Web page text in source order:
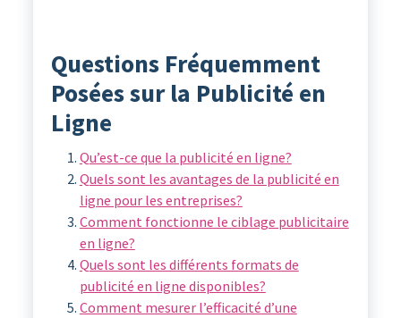
Questions Fréquemment
Posées sur la Publicité en
Ligne
Qu’est-ce que la publicité en ligne?
Quels sont les avantages de la publicité en
ligne pour les entreprises?
Comment fonctionne le ciblage publicitaire
en ligne?
Quels sont les différents formats de
publicité en ligne disponibles?
Comment mesurer l’efficacité d’une